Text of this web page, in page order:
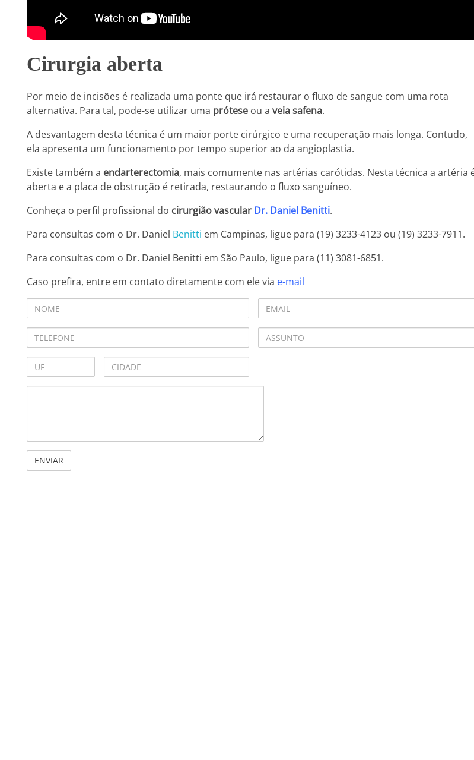
Cirurgia aberta
Por meio de incisões é realizada uma ponte que irá restaurar o fluxo de sangue com uma rota
alternativa. Para tal, pode-se utilizar uma prótese ou a veia safena.
A desvantagem desta técnica é um maior porte cirúrgico e uma recuperação mais longa. Contudo,
ela apresenta um funcionamento por tempo superior ao da angioplastia.
Existe também a endarterectomia, mais comumente nas artérias carótidas. Nesta técnica a artéria
aberta e a placa de obstrução é retirada, restaurando o fluxo sanguíneo.
Conheça o perfil profissional do cirurgião vascular Dr. Daniel Benitti.
Para consultas com o Dr. Daniel Benitti em Campinas, ligue para (19) 3233-4123 ou (19) 3233-7911.
Para consultas com o Dr. Daniel Benitti em São Paulo, ligue para (11) 3081-6851.
Caso prefira, entre em contato diretamente com ele via e-mail